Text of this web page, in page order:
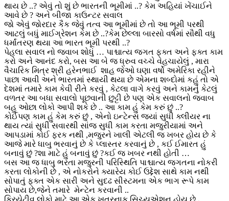
થાય છે ..? એવું તો શું છે ભારતની ભૂમીમાં ..? કેમ અહિયાં ખેંચાઈને
આવે છે ? અને બીજા કાઉન્ટર સવાલ
જો એવું જોરદાર કૈક જેવું તત્વ આ ભૂમીમાં છે તો આ ભૂમી પરથી
આટલું બધું માઈગ્રેશન કેમ છે ..?કેમ છેલ્લા બારસો વર્ષમાં સૌથી વધુ
ધર્માંતરણ થયા આ ભારત ભૂમી પરથી ..?
પેહલા સવાલ નો જવાબ શોધું … પાશ્ચાત્ય જગત ફક્ત અને ફક્ત કામ
કરો અને આનંદ કરો, બસ આ બે જ ધ્રુવ વચ્ચે વેહચાયેલું , મારા
વૈચારિક મિત્ર શ્રી હરેનભાઈ શાહ જેઓ ઘણા વર્ષો અમેરિકા રહીને
પાછા આવી અને ભારતમાં સ્થાયી થયા છે એમના શબ્દોમાં કહું તો એ
દેશમાં તમારે કામ કેવી રીતે કરવું , કેટલા વાગે કરવું અને કામનું કેટલું
વળતર આ બધા સવાલો પૂછવાની છુટ્ટી છે પણ એક સવાલનો જવાબ
બહુ ઓછા લોકો આપી શકે છે .. આ કામ હું કેમ કરું છું ..?
કોઈપણ કામ હું કેમ કરું છું , એનો ઇન્ટેન્સ જ્યાં સુધી ક્લીયર ના
થાય ત્યાં સુધી સવારથી સાંજ સુધી કામ કરતા મજુરીયામાં અને
આપડામાં કોઈ ફરક નથી ,મજુરને ખાલી એટલી જ ખબર હોય છે કે
આજે મારે ધાબુ ભરવાનું છે કે પ્લાસ્તર કરવાનું છે , કઈ ઈમારત હું
બનાવું છું ?શા માટે હું બનાવું છું ?કઈ જ ખબર નથી હોતી …
બસ આ જ ધાબુ ભરતા મજુરની પરિસ્થિતિ પાશ્ચાત્ય જગતના નોકરી
કરતા લોકોની છે , એ નોકરોને ક્યારેય કોઈ ઉદ્દેશ સાથે કામ નથી
સોપાતું ફક્ત એક સારી અને સુદઢ સીસ્ટમના એક ભાગ રૂપે કામ
સોપાય છે,જેને તમારે મેન્ટેન કરવાની ..
ક્રિયેટીવ લોકો માટે આ એક ખતરનાક સિચ્યુએશન હોય છે ,